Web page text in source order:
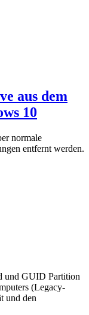
aus dem
10
normale
entfernt werden.
und GUID Partition
(Legacy-
und den